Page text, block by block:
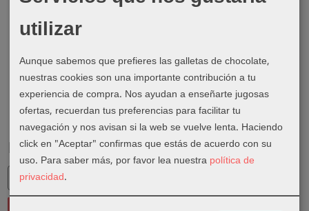
Marcas
utilizar
Aunque sabemos que prefieres las galletas de chocolate,
nuestras cookies son una importante contribución a tu
experiencia de compra. Nos ayudan a enseñarte jugosas
ofertas, recuerdan tus preferencias para facilitar tu
navegación y nos avisan si la web se vuelve lenta. Haciendo
click en "Aceptar" confirmas que estás de acuerdo con su
uso. Para saber más, por favor lea nuestra política de
privacidad.